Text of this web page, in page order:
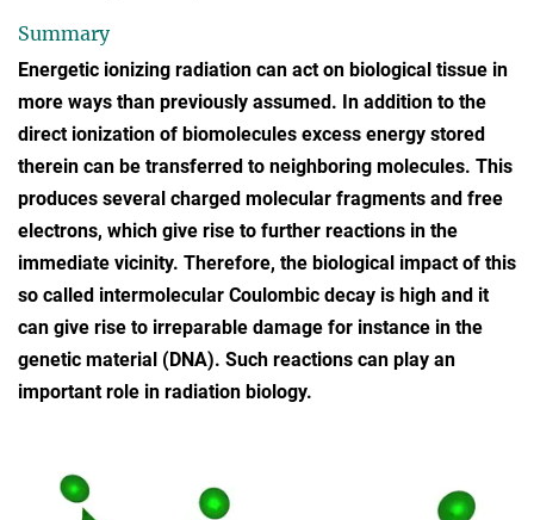
Summary
Energetic ionizing radiation can act on biological tissue in
more ways than previously assumed. In addition to the
direct ionization of biomolecules excess energy stored
therein can be transferred to neighboring molecules. This
produces several charged molecular fragments and free
electrons, which give rise to further reactions in the
immediate vicinity. Therefore, the biological impact of this
so called intermolecular Coulombic decay is high and it
can give rise to irreparable damage for instance in the
genetic material (DNA). Such reactions can play an
important role in radiation biology.